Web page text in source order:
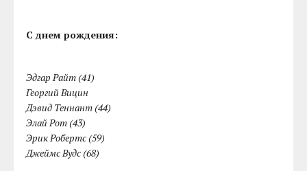
С днем рождения:
Эдгар Райт (41)
Георгий Вицин
Дэвид Теннант (44)
Элай Рот (43)
Эрик Робертс (59)
Джеймс Вудс (68)